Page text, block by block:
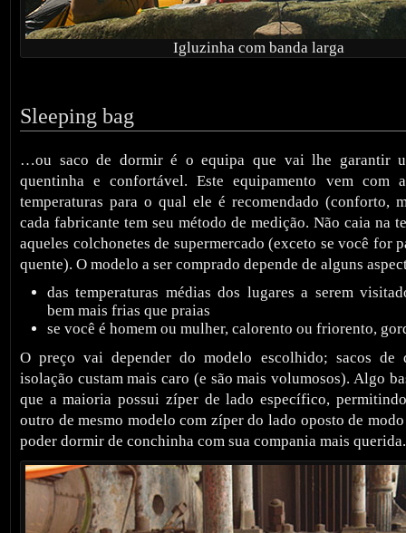
Igluzinha com banda larga
Sleeping bag
…ou saco de dormir é o equipa que vai lhe garantir
quentinha e confortável. Este equipamento vem com
temperaturas para o qual ele é recomendado (conforto,
cada fabricante tem seu método de medição. Não caia na
aqueles colchonetes de supermercado (exceto se você for
quente). O modelo a ser comprado depende de alguns
das temperaturas médias dos lugares a serem
bem mais frias que praias
se você é homem ou mulher, calorento ou friorento,
O preço vai depender do modelo escolhido; sacos de
isolação custam mais caro (e são mais volumosos). Algo
que a maioria possui zíper de lado específico,
outro de mesmo modelo com zíper do lado oposto de
poder dormir de conchinha com sua compania mais querida.